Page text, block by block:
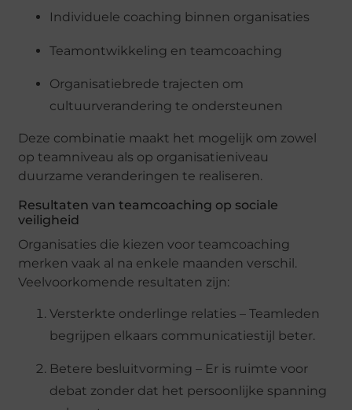
Individuele coaching binnen organisaties
Teamontwikkeling en teamcoaching
Organisatiebrede trajecten om
cultuurverandering te ondersteunen
Deze combinatie maakt het mogelijk om zowel
op teamniveau als op organisatieniveau
duurzame veranderingen te realiseren.
Resultaten van teamcoaching op sociale
veiligheid
Organisaties die kiezen voor teamcoaching
merken vaak al na enkele maanden verschil.
Veelvoorkomende resultaten zijn:
Versterkte onderlinge relaties – Teamleden
begrijpen elkaars communicatiestijl beter.
Betere besluitvorming – Er is ruimte voor
debat zonder dat het persoonlijke spanning